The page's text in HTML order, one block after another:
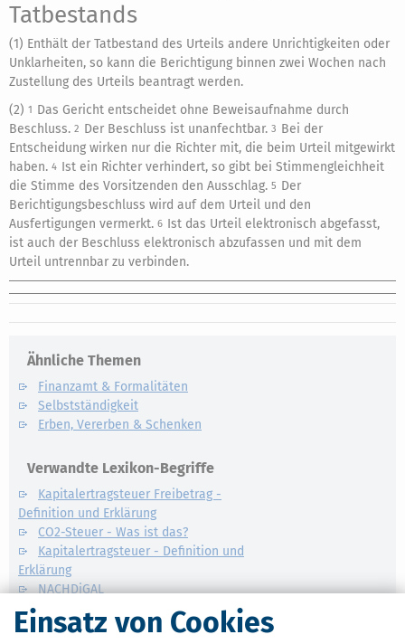
Einsatz von Cookies
Tatbestands
(1) Enthält der Tatbestand des Urteils andere Unrichtigkeiten oder
Unklarheiten, so kann die Berichtigung binnen zwei Wochen nach
Zustellung des Urteils beantragt werden.
(2) 1 Das Gericht entscheidet ohne Beweisaufnahme durch
Beschluss. 2 Der Beschluss ist unanfechtbar. 3 Bei der
Entscheidung wirken nur die Richter mit, die beim Urteil mitgewirkt
haben. 4 Ist ein Richter verhindert, so gibt bei Stimmengleichheit
die Stimme des Vorsitzenden den Ausschlag. 5 Der
Berichtigungsbeschluss wird auf dem Urteil und den
Ausfertigungen vermerkt. 6 Ist das Urteil elektronisch abgefasst,
ist auch der Beschluss elektronisch abzufassen und mit dem
Urteil untrennbar zu verbinden.
Ähnliche Themen
Finanzamt & Formalitäten
Selbstständigkeit
Erben, Vererben & Schenken
Verwandte Lexikon-Begriffe
Kapitalertragsteuer Freibetrag -
Definition und Erklärung
CO2-Steuer - Was ist das?
Kapitalertragsteuer - Definition und
Erklärung
NACHDiGAL